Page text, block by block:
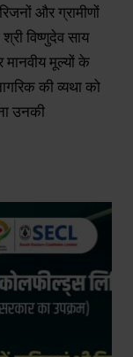
और ग्रामीणों
विष्णुदेव साय
मूल्यों के
की व्यथा को
उनकी